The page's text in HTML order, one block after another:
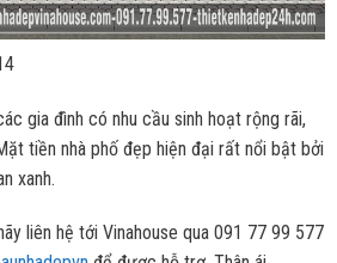
gia đình có nhu cầu sinh hoạt rộng rãi,
tiền nhà phố đẹp hiện đại rất nổi bật bởi
xanh.
liên hệ tới Vinahouse qua 091 77 99 577